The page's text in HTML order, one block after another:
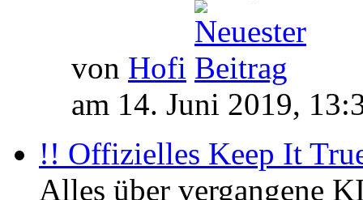
von Hofi
am 14. Juni 2019,
!! Offizielles Keep It
Alles über vergangene